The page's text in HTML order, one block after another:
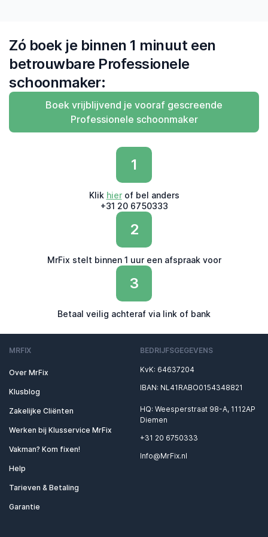
Zó boek je binnen 1 minuut een
betrouwbare Professionele
schoonmaker:
Boek vrijblijvend je vooraf gescreende
Professionele schoonmaker
1
Klik hierof bel anders
+31 20 6750333
2
MrFix stelt binnen 1 uur een afspraak voor
3
Betaal veilig achteraf via link of bank
MRFIX
Over MrFix
Klusblog
Zakelijke Cliënten
Werken bij Klusservice MrFix
Vakman? Kom fixen!
Help
Tarieven & Betaling
Garantie
BEDRIJFSGEGEVENS
KvK: 64637204
IBAN: NL41RABO0154348821
HQ: Weesperstraat 98-A, 1112AP
Diemen
+31 20 6750333
Info@MrFix.nl